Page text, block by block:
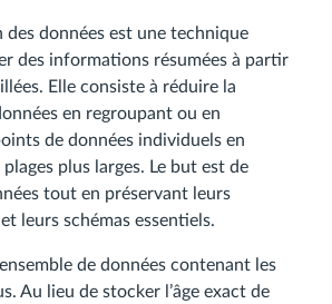
des données est une technique
des informations résumées à partir
Elle consiste à réduire la
en regroupant ou en
de données individuels en
plus larges. Le but est de
tout en préservant leurs
leurs schémas essentiels.
de données contenant les
Au lieu de stocker l’âge exact de